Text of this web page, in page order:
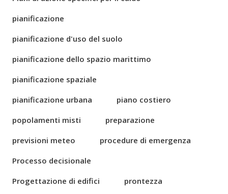
pianificazione
pianificazione d'uso del suolo
pianificazione dello spazio marittimo
pianificazione spaziale
pianificazione urbana
piano costiero
popolamenti misti
preparazione
previsioni meteo
procedure di emergenza
Processo decisionale
Progettazione di edifici
prontezza